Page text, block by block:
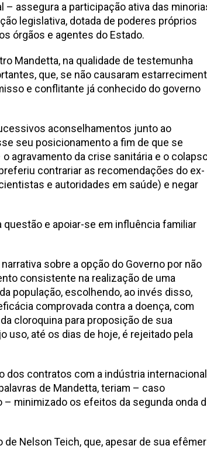
– assegura a participação ativa das
legislativa, dotada de poderes próprios
órgãos e agentes do Estado.
Mandetta, na qualidade de testemunha
que, se não causaram
e conflitante já conhecido do governo
aconselhamentos junto ao
seu posicionamento a fim de que se
agravamento da crise sanitária e o
contrariar as recomendações do ex-
e autoridades em saúde) e negar
e apoiar-se em influência familiar
sobre a opção do Governo por não
consistente na realização de uma
população, escolhendo, ao invés disso,
comprovada contra a doença, com
cloroquina para proposição de sua
uso, até os dias de hoje, é rejeitado pela
dos contratos com a indústria internacional
de Mandetta, teriam – caso
minimizado os efeitos da segunda onda
Nelson Teich, que, apesar de sua